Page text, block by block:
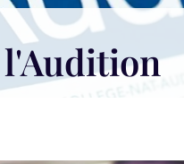
l'Audition